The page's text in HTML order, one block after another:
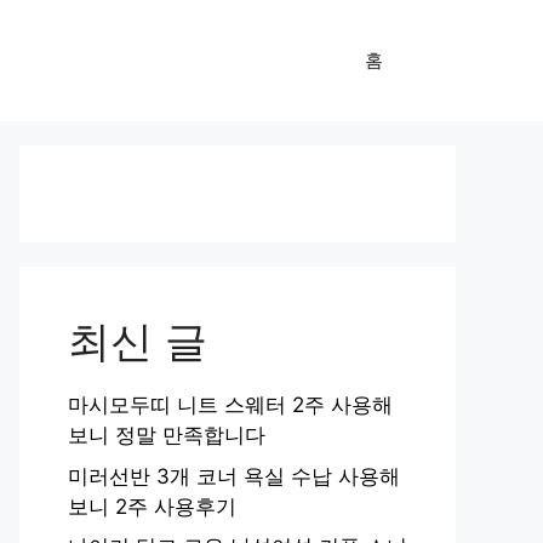
홈
최신 글
마시모두띠 니트 스웨터 2주 사용해
보니 정말 만족합니다
미러선반 3개 코너 욕실 수납 사용해
보니 2주 사용후기